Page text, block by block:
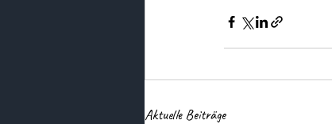
Aktuelle Beiträge